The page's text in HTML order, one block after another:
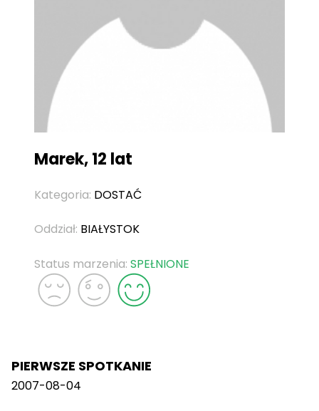
Marek, 12 lat
Kategoria: DOSTAĆ
Oddział: BIAŁYSTOK
Status marzenia: SPEŁNIONE
PIERWSZE SPOTKANIE
2007-08-04